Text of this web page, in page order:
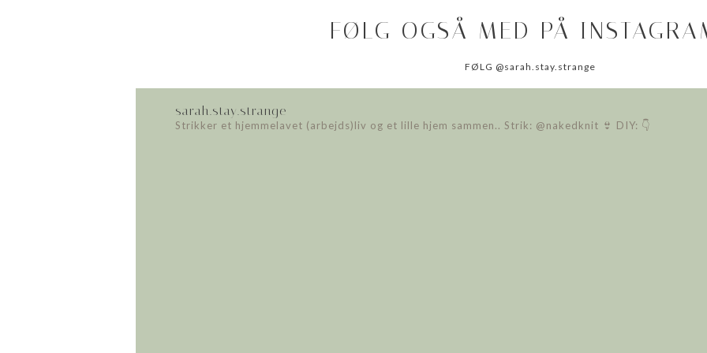
FØLG OGSÅ MED PÅ
FØLG @sarah.stay.strange
sarah.stay.strange
Strikker et hjemmelavet (arbejds)liv og et lille hjem sammen.. Strik: @nakedknit 👙 DIY: 👇